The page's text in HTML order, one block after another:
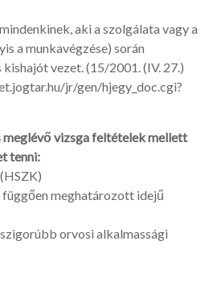
aki a szolgálata vagy a
a munkavégzése) során
vezet. (15/2001. (IV. 27.)
jr/gen/hjegy_doc.cgi?
meglévő vizsga feltételek mellett
tenni:
meghatározott idejű
orvosi alkalmassági